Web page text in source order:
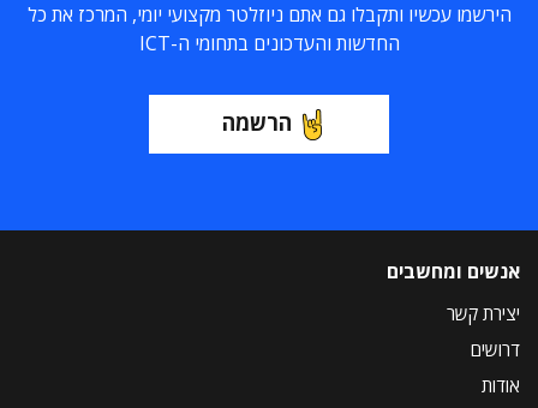
הירשמו עכשיו ותקבלו גם אתם ניוזלטר מקצועי יומי, המרכז את כל
החדשות והעדכונים בתחומי ה-ICT
הרשמה
אנשים ומחשבים
יצירת קשר
דרושים
אודות